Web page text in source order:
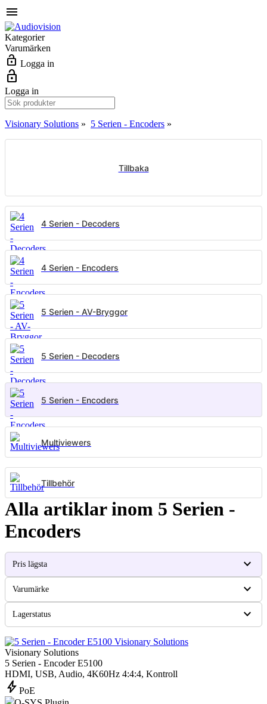
menu
Kategorier
Varumärken
lock_open Logga in
lock_open
Logga in
Visionary Solutions » 5 Serien - Encoders »
Tillbaka
4 Serien - Decoders
4 Serien - Encoders
5 Serien - AV-Bryggor
5 Serien - Decoders
5 Serien - Encoders
Multiviewers
Tillbehör
Alla artiklar inom 5 Serien -
Encoders
Pris lägsta expand_more
Varumärke expand_more
Lagerstatus expand_more
Visionary Solutions
5 Serien - Encoder E5100
HDMI, USB, Audio, 4K60Hz 4:4:4, Kontroll
bolt PoE